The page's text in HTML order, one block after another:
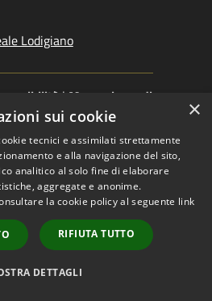
Lodigiano
| Meccanismo di
accessibilità
Copyright © 2026 •
Provincia di Lodi •
Powered by
Municipium•
Accesso redazione
×
sui cookie
tecnici e assimilati strettamente
e alla navigazione del sito,
analitico al solo fine di elaborare
aggregate e anonime.
la cookie policy al seguente link
RIFIUTA TUTTO
DETTAGLI